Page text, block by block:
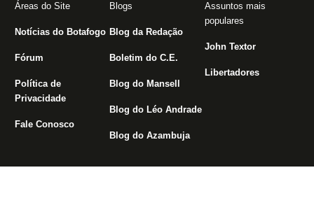
Áreas do Site
Notícias do Botafogo
Fórum
Política de
Privacidade
Fale Conosco
Blogs
Blog da Redação
Boletim do C.E.
Blog do Mansell
Blog do Léo Andrade
Blog do Azambuja
Assuntos mais
populares
John Textor
Libertadores